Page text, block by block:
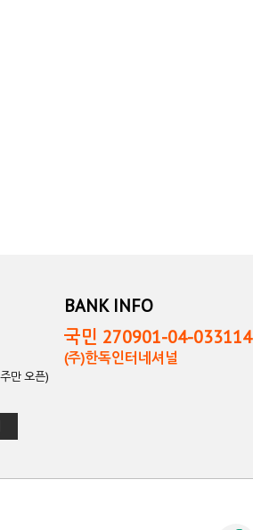
만 오픈)
BANK INFO
국민 270901-04-033114
(주)한독인터네셔널